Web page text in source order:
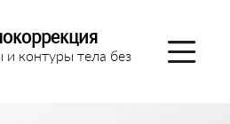
контуры тела без